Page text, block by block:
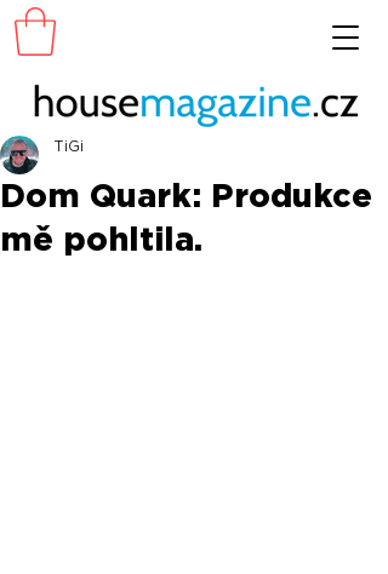
Dom Quark: Produkce
mě pohltila.
TiGi